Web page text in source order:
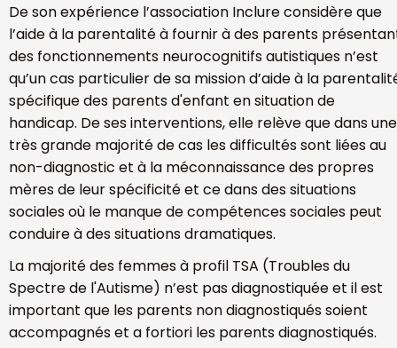
De son expérience l’association Inclure considère que
l’aide à la parentalité à fournir à des parents
des fonctionnements neurocognitifs autistiques n’est
qu’un cas particulier de sa mission d’aide à la
spécifique des parents d'enfant en situation de
handicap. De ses interventions, elle relève que dans une
très grande majorité de cas les difficultés sont liées au
non-diagnostic et à la méconnaissance des propres
mères de leur spécificité et ce dans des situations
sociales où le manque de compétences sociales peut
conduire à des situations dramatiques.
La majorité des femmes à profil TSA (Troubles du
Spectre de l'Autisme) n’est pas diagnostiquée et il est
important que les parents non diagnostiqués soient
accompagnés et a fortiori les parents diagnostiqués.